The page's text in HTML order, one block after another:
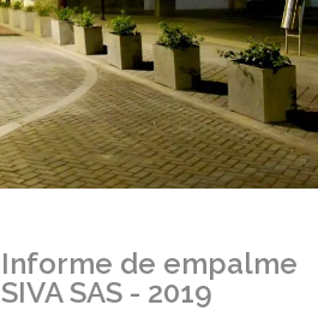
Informe de empalme
SIVA SAS - 2019